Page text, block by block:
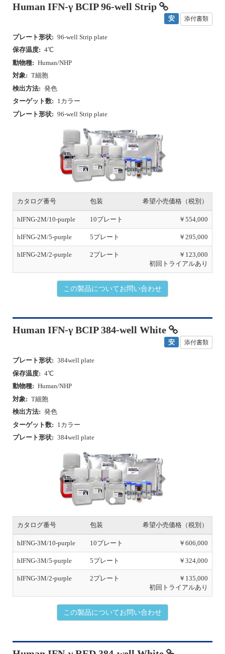
Human IFN-γ BCIP 96-well Strip
安 添付書類
プレート形状: 96-well Strip plate
保存温度: 4℃
動物種: Human/NHP
対象: T細胞
検出方法: 発色
ターゲット数: 1カラー
プレート形状: 96-well Strip plate
P
e
v
i
o
s
e
t
カタログ番号 包装 希望小売価格（税別）
hIFNG-2M/10-purple 10プレート ￥554,000
hIFNG-2M/5-purple 5プレート ￥295,000
hIFNG-2M/2-purple 2プレート
￥123,000
初回トライアルあり
この製品についてお問い合わせ
Human IFN-γ BCIP 384-well White
安 添付書類
プレート形状: 384well plate
保存温度: 4℃
動物種: Human/NHP
対象: T細胞
検出方法: 発色
ターゲット数: 1カラー
プレート形状: 384well plate
e
v
i
o
s
e
t
カタログ番号 包装 希望小売価格（税別）
hIFNG-3M/10-purple 10プレート ￥606,000
hIFNG-3M/5-purple 5プレート ￥324,000
hIFNG-3M/2-purple 2プレート
￥135,000
初回トライアルあり
この製品についてお問い合わせ